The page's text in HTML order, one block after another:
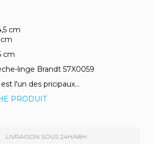
cm
cm
cm
linge Brandt 57X0059
l'un des pricipaux...
PRODUIT
LIVRAISON SOUS 24H/48H